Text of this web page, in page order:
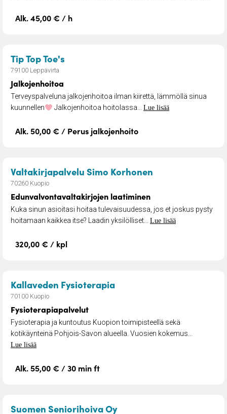
Alk. 45,00 € / h
Tip Top Toe's
79100 Leppävirta
Jalkojenhoitoa
Terveyspalveluna jalkojenhoitoa ilman kiirettä, lämmöllä sinua
kuunnellen
Jalkojenhoitoa hoitolassa... Lue lisää
Alk. 50,00 € / Perus jalkojenhoito
Valtakirjapalvelu Simo Korhonen
70260 Kuopio
Edunvalvontavaltakirjojen laatiminen
Kuka sinun asioitasi hoitaa tulevaisuudessa, jos et joskus pysty
hoitamaan kaikkea itse? Laadin yksilölliset... Lue lisää
320,00 € / kpl
Kallaveden Fysioterapia– Fysioterapiapalvelut
70100 Kuopio
Fysioterapiapalvelut
Fysioterapia ja kuntoutus Kuopion toimipisteellä sekä
kotikäynteinä Pohjois-Savon alueella. Vuosien kokemus...
Lue lisää
Alk. 55,00 € / 30 min ft
Suomen Seniorihoiva Oy– Henkilökohtainen